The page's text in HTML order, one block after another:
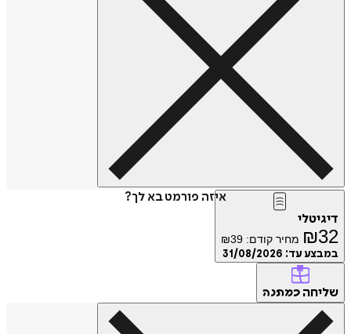
איזה פורמט בא לך?
דיגיטלי
₪32 מחיר קודם: ₪39
במבצע עד: 31/08/2026
שליחה כמתנה